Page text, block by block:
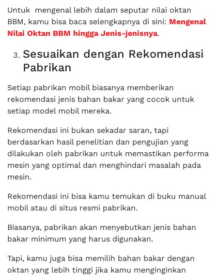
Untuk mengenal lebih dalam seputar nilai oktan
BBM, kamu bisa baca selengkapnya di sini: Mengenal
Nilai Oktan BBM hingga Jenis-jenisnya.
Sesuaikan dengan Rekomendasi
Pabrikan
Setiap pabrikan mobil biasanya memberikan
rekomendasi jenis bahan bakar yang cocok untuk
setiap model mobil mereka.
Rekomendasi ini bukan sekadar saran, tapi
berdasarkan hasil penelitian dan pengujian yang
dilakukan oleh pabrikan untuk memastikan performa
mesin yang optimal dan menghindari masalah pada
mesin.
Rekomendasi ini bisa kamu temukan di buku manual
mobil atau di situs resmi pabrikan.
Biasanya, pabrikan akan menyebutkan jenis bahan
bakar minimum yang harus digunakan.
Tapi, kamu juga bisa memilih bahan bakar dengan
oktan yang lebih tinggi jika kamu menginginkan